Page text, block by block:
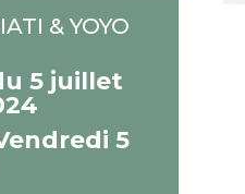
& YOYO
5 juillet
5